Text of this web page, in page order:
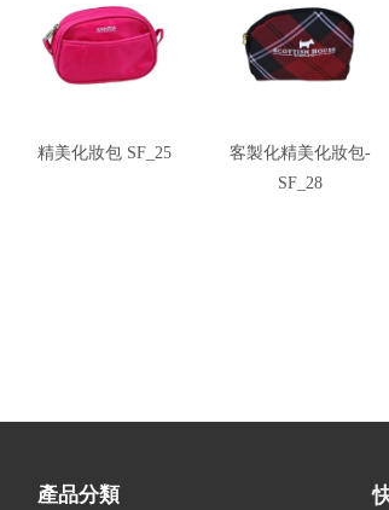
精美化妝包 SF_25
客製化精美化妝包-
SF_28
產品分類